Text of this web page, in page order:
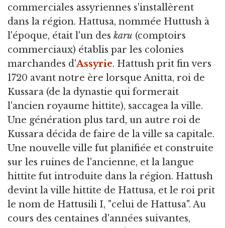
commerciales assyriennes s'installèrent
dans la région. Hattusa, nommée Huttush à
l'époque, était l'un des karu (comptoirs
commerciaux) établis par les colonies
marchandes d'Assyrie. Hattush prit fin vers
1720 avant notre ère lorsque Anitta, roi de
Kussara (de la dynastie qui formerait
l'ancien royaume hittite), saccagea la ville.
Une génération plus tard, un autre roi de
Kussara décida de faire de la ville sa capitale.
Une nouvelle ville fut planifiée et construite
sur les ruines de l'ancienne, et la langue
hittite fut introduite dans la région. Hattush
devint la ville hittite de Hattusa, et le roi prit
le nom de Hattusili I, "celui de Hattusa". Au
cours des centaines d'années suivantes,